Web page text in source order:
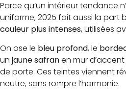
Parce qu’un intérieur tendance
uniforme, 2025 fait aussi la part
couleur plus intenses, utilisées
On ose le bleu profond, le
un jaune safranen mur
de porte. Ces teintes viennent
neutre, sans rompre l’harmonie.